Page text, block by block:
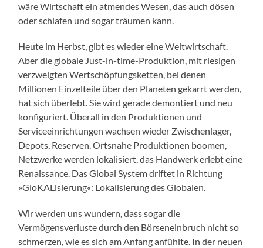
wäre Wirtschaft ein atmendes Wesen, das auch dösen
oder schlafen und sogar träumen kann.
Heute im Herbst, gibt es wieder eine Weltwirtschaft.
Aber die globale Just-in-time-Produktion, mit riesigen
verzweigten Wertschöpfungsketten, bei denen
Millionen Einzelteile über den Planeten gekarrt werden,
hat sich überlebt. Sie wird gerade demontiert und neu
konfiguriert. Überall in den Produktionen und
Serviceeinrichtungen wachsen wieder Zwischenlager,
Depots, Reserven. Ortsnahe Produktionen boomen,
Netzwerke werden lokalisiert, das Handwerk erlebt eine
Renaissance. Das Global System driftet in Richtung
»GloKALisierung«: Lokalisierung des Globalen.
Wir werden uns wundern, dass sogar die
Vermögensverluste durch den Börseneinbruch nicht so
schmerzen, wie es sich am Anfang anfühlte. In der neuen